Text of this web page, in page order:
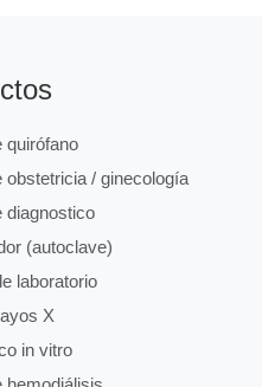
quirófano
obstetricia / ginecología
diagnostico
(autoclave)
laboratorio
X
in vitro